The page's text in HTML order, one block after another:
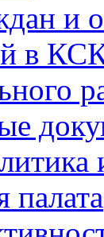
и
в
палата